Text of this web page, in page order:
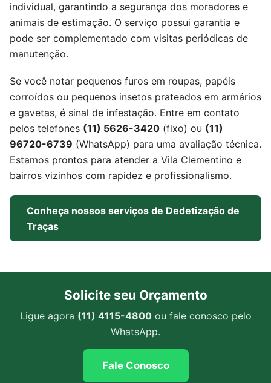
individual, garantindo a segurança dos moradores e
animais de estimação. O serviço possui garantia e
pode ser complementado com visitas periódicas de
manutenção.
Se você notar pequenos furos em roupas, papéis
corroídos ou pequenos insetos prateados em armários
e gavetas, é sinal de infestação. Entre em contato
pelos telefones (11) 5626-3420 (fixo) ou (11)
96720-6739 (WhatsApp) para uma avaliação técnica.
Estamos prontos para atender a Vila Clementino e
bairros vizinhos com rapidez e profissionalismo.
Conheça nossos serviços de Dedetização de
Traças
Solicite seu Orçamento
Ligue agora (11) 4115-4800ou fale conosco pelo
WhatsApp.
Fale Conosco